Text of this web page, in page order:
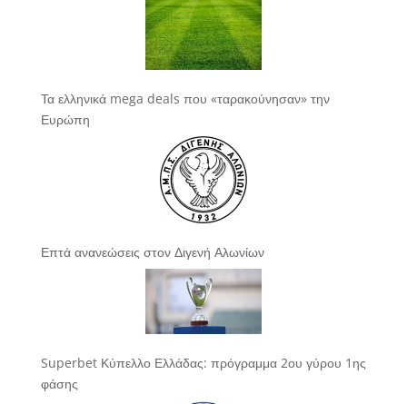
Τα ελληνικά mega deals που «ταρακούνησαν» την
Ευρώπη
Επτά ανανεώσεις στον Διγενή Αλωνίων
Superbet Κύπελλο Ελλάδας: πρόγραμμα 2ου γύρου 1ης
φάσης